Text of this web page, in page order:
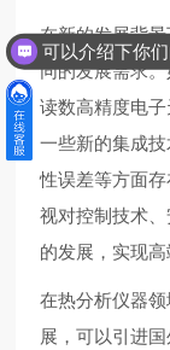
在新的发展背
同的发展需求
读数高精度电
一些新的集成
性误差等方面
视对控制技术
的发展，实现高
在热分析仪器
展，可以引进